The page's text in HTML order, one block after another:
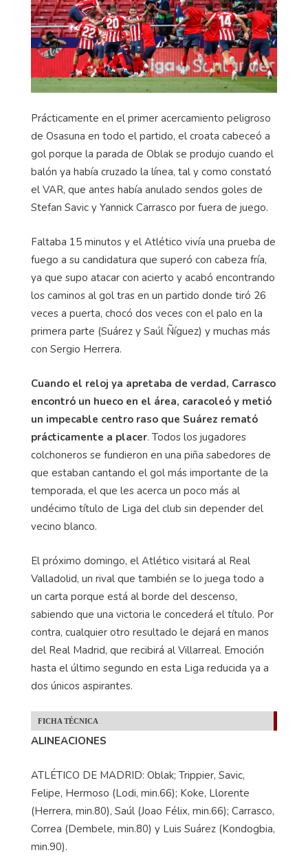
Prácticamente en el primer acercamiento peligroso
de Osasuna en todo el partido, el croata cabeceó a
gol porque la parada de Oblak se produjo cuando el
balón ya había cruzado la línea, tal y como constató
el VAR, que antes había anulado sendos goles de
Stefan Savic y Yannick Carrasco por fuera de juego.
Faltaba 15 minutos y el Atlético vivía una prueba de
fuego a su candidatura que superó con cabeza fría,
ya que supo atacar con acierto y acabó encontrando
los caminos al gol tras en un partido donde tiró 26
veces a puerta, chocó dos veces con el palo en la
primera parte (Suárez y Saúl Ñíguez) y muchas más
con Sergio Herrera.
Cuando el reloj ya apretaba de verdad, Carrasco
encontró un hueco en el área, caracoleó y metió
un impecable centro raso que Suárez remató
prácticamente a placer. Todos los jugadores
colchoneros se fundieron en una piña sabedores de
que estaban cantando el gol más importante de la
temporada, el que les acerca un poco más al
undécimo título de Liga del club sin depender del
vecino blanco.
El próximo domingo, el Atlético visitará al Real
Valladolid, un rival que también se lo juega todo a
un carta porque está al borde del descenso,
sabiendo que una victoria le concederá el título. Por
contra, cualquier otro resultado le dejará en manos
del Real Madrid, que recibirá al Villarreal. Emoción
hasta el último segundo en esta Liga reducida ya a
dos únicos aspirantes.
FICHA TÉCNICA
ALINEACIONES
ATLÉTICO DE MADRID: Oblak; Trippier, Savic,
Felipe, Hermoso (Lodi, min.66); Koke, Llorente
(Herrera, min.80), Saúl (Joao Félix, min.66); Carrasco,
Correa (Dembele, min.80) y Luis Suárez (Kondogbia,
min.90).